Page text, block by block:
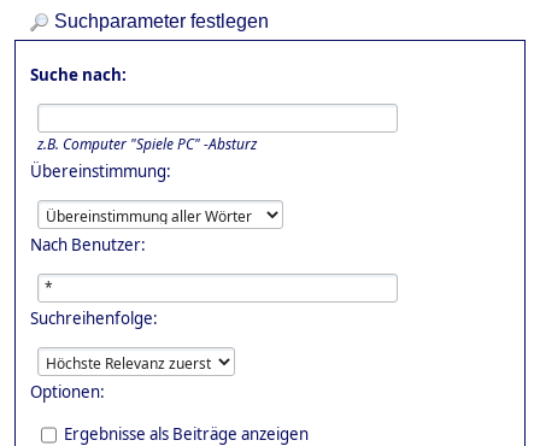
Suchparameter festlegen
Suche nach:
z.B. Computer "Spiele PC" -Absturz
Übereinstimmung:
Nach Benutzer:
Suchreihenfolge:
Optionen:
Ergebnisse als Beiträge anzeigen